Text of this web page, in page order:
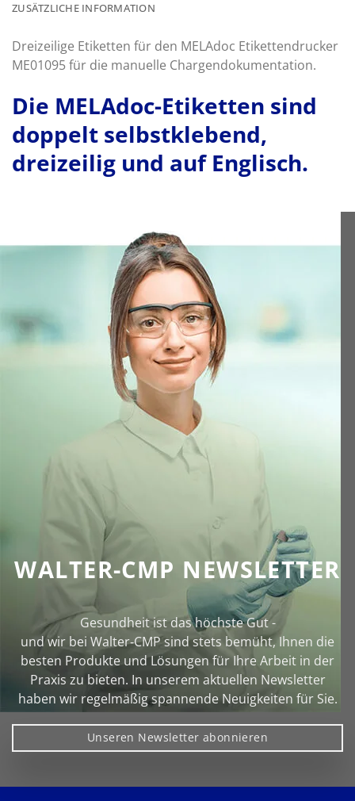
ZUSÄTZLICHE INFORMATION
Dreizeilige Etiketten für den MELAdoc Etikettendrucker
ME01095 für die manuelle Chargendokumentation.
Die MELAdoc-Etiketten sind
doppelt selbstklebend,
dreizeilig und auf Englisch.
WALTER-CMP NEWSLETTER
Gesundheit ist das höchste Gut -
und wir bei Walter‑CMP sind stets bemüht, Ihnen die
besten Produkte und Lösungen für Ihre Arbeit in der
Praxis zu bieten. In unserem aktuellen Newsletter
haben wir regelmäßig spannende Neuigkeiten für Sie.
Unseren Newsletter abonnieren